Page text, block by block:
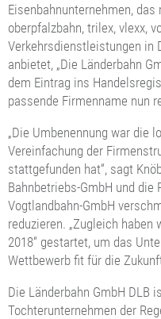
Eisenbahnunternehmen,
oberpfalzbahn, trilex, vlexx,
Verkehrsdienstleistungen in
anbietet, „Die Länderbahn
dem Eintrag ins
passende Firmenname nun
„Die Umbenennung war die
Vereinfachung der
stattgefunden hat“, sagt
Bahnbetriebs-GmbH und die
Vogtlandbahn-GmbH
reduzieren. „Zugleich haben
2018“ gestartet, um das
Wettbewerb fit für die
Die Länderbahn GmbH DLB
Tochterunternehmen der